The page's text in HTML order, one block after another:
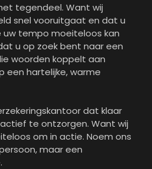
tegendeel. Want wij
snel vooruitgaat en dat u
tempo moeiteloos kan
u op zoek bent naar een
woorden koppelt aan
een hartelijke, warme
dat klaar
te ontzorgen. Want wij
om in actie. Noem ons
maar een